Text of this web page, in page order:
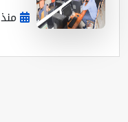
منذ سنتين